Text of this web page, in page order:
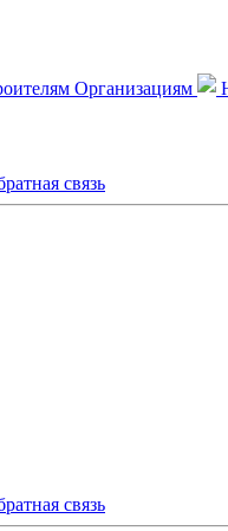
Организациям
связь
связь